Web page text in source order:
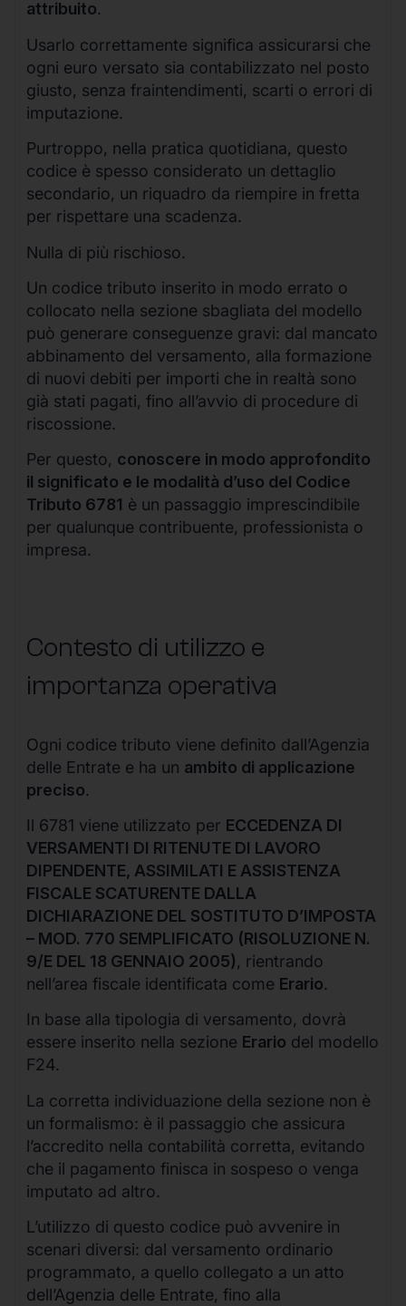
attribuito.
Usarlo correttamente significa assicurarsi che
ogni euro versato sia contabilizzato nel posto
giusto, senza fraintendimenti, scarti o errori di
imputazione.
Purtroppo, nella pratica quotidiana, questo
codice è spesso considerato un dettaglio
secondario, un riquadro da riempire in fretta
per rispettare una scadenza.
Nulla di più rischioso.
Un codice tributo inserito in modo errato o
collocato nella sezione sbagliata del modello
può generare conseguenze gravi: dal mancato
abbinamento del versamento, alla formazione
di nuovi debiti per importi che in realtà sono
già stati pagati, fino all’avvio di procedure di
riscossione.
Per questo, conoscere in modo approfondito
il significato e le modalità d’uso del Codice
Tributo 6781 è un passaggio imprescindibile
per qualunque contribuente, professionista o
impresa.
Contesto di utilizzo e
importanza operativa
Ogni codice tributo viene definito dall’Agenzia
delle Entrate e ha un ambito di applicazione
preciso.
Il 6781 viene utilizzato per ECCEDENZA DI
VERSAMENTI DI RITENUTE DI LAVORO
DIPENDENTE, ASSIMILATI E ASSISTENZA
FISCALE SCATURENTE DALLA
DICHIARAZIONE DEL SOSTITUTO D’IMPOSTA
– MOD. 770 SEMPLIFICATO (RISOLUZIONE N.
9/E DEL 18 GENNAIO 2005), rientrando
nell’area fiscale identificata come Erario.
In base alla tipologia di versamento, dovrà
essere inserito nella sezione Erario del modello
F24.
La corretta individuazione della sezione non è
un formalismo: è il passaggio che assicura
l’accredito nella contabilità corretta, evitando
che il pagamento finisca in sospeso o venga
imputato ad altro.
L’utilizzo di questo codice può avvenire in
scenari diversi: dal versamento ordinario
programmato, a quello collegato a un atto
dell’Agenzia delle Entrate, fino alla